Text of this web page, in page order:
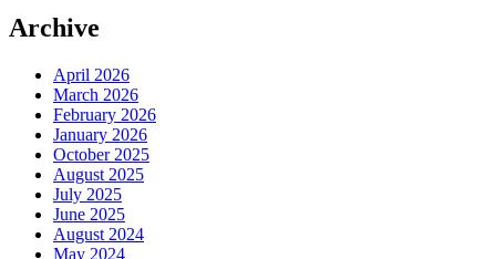
Archive
April 2026
March 2026
February 2026
January 2026
October 2025
August 2025
July 2025
June 2025
August 2024
May 2024